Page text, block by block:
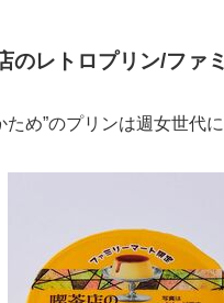
のレトロプリン/ファ
め”のプリンは週女世代